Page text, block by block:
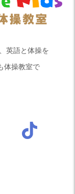
英語と体操を
体操教室で